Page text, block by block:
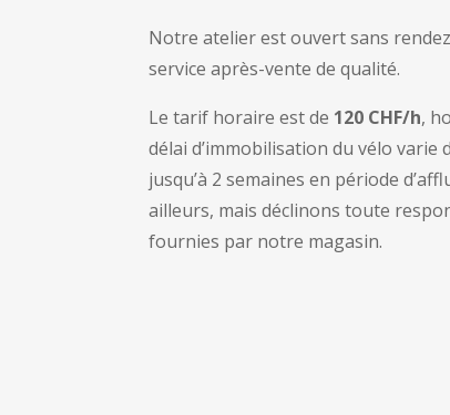
Notre atelier est ouvert sans
service après-vente de qualité.
Le tarif horaire est de 120 CHF/h,
délai d’immobilisation du vélo
jusqu’à 2 semaines en période
ailleurs, mais déclinons toute
fournies par notre magasin.